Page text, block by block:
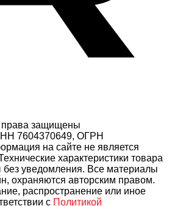
права защищены
7604370649, ОГРН
на сайте не является
характеристики товара
без уведомления. Все материалы
охраняются авторским правом.
распространение или иное
с Политикой